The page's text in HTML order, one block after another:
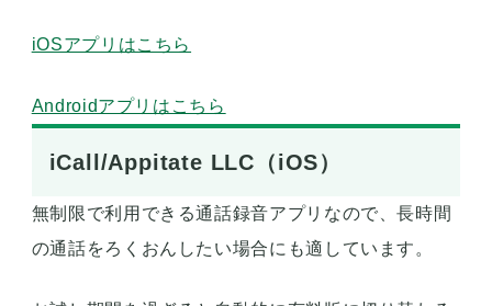
iOSアプリはこちら
Androidアプリはこちら
iCall/Appitate LLC（iOS）
無制限で利用できる通話録音アプリなので、長時間
の通話をろくおんしたい場合にも適しています。